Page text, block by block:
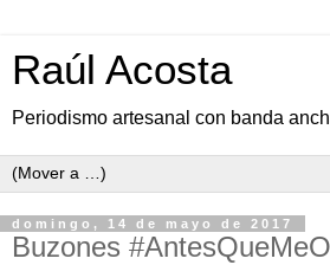
Raúl Acosta
Periodismo artesanal con banda
domingo, 14 de mayo de 2017
Buzones